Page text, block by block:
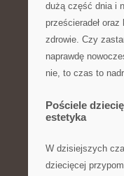
dużą część dnia i
prześcieradeł
zdrowie. Czy
naprawdę
nie, to czas to
Pościele
estetyka
W dzisiejszych
dziecięcej